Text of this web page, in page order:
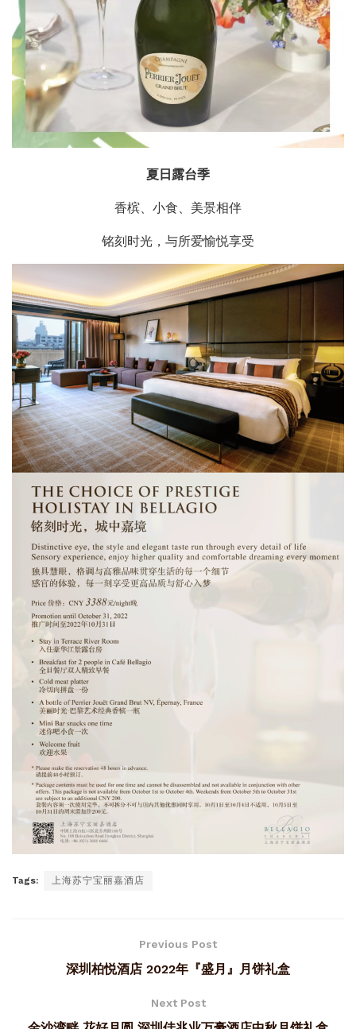
夏日露台季
香槟、小食、美景相伴
铭刻时光，与所爱愉悦享受
Tags: 上海苏宁宝丽嘉酒店
Previous Post
深圳柏悦酒店 2022年『盛月』月饼礼盒
Next Post